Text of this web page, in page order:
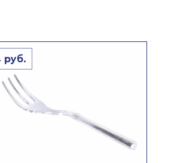
руб.